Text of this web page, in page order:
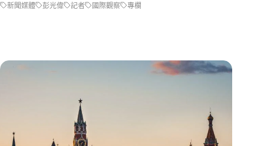
新聞媒體 彭光偉 記者 國際觀察 專欄